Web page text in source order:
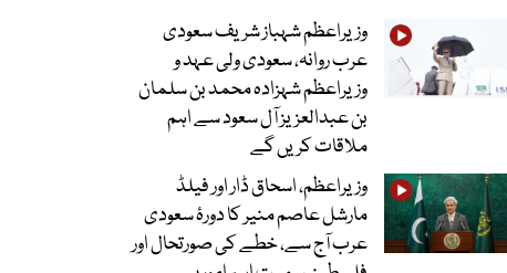
وزیراعظم شہباز شریف سعودی
عرب روانہ، سعودی ولی عہد و
وزیراعظم شہزادہ محمد بن سلمان
بن عبدالعزیز آل سعود سے اہم
ملاقات کریں گے
وزیراعظم، اسحاق ڈار اور فیلڈ
مارشل عاصم منیر کا دورۂ سعودی
عرب آج سے، خطے کی صورتحال اور